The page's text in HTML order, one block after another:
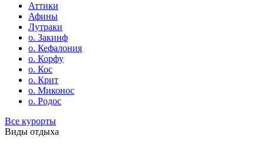
Аттики
Афины
Лутраки
о. Закинф
о. Кефалония
о. Корфу
о. Кос
о. Крит
о. Миконос
о. Родос
Все курорты
Виды отдыха